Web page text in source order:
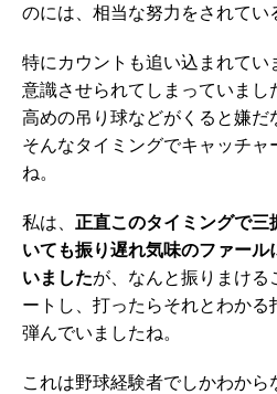
のには、相当な努力をされてい
特にカウントも追い込まれてい
意識させられてしまっていまし
高めの吊り球などがくると嫌だ
そんなタイミングでキャッチャ
ね。
私は、 正直このタイミングで三
いても振り遅れ気味のファー
いましたが、なんと振りまける
ートし、打ったらそれとわか
弾んでいましたね。
これは野球経験者でしかわか